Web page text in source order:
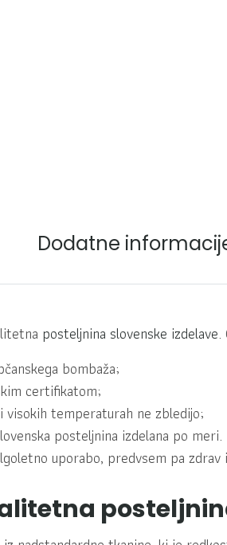
Dodatne
posteljnina slovenske izdelave.
bombaža;
certifikatom;
temperaturah ne zbledijo;
posteljnina izdelana po meri.
uporabo, predvsem pa